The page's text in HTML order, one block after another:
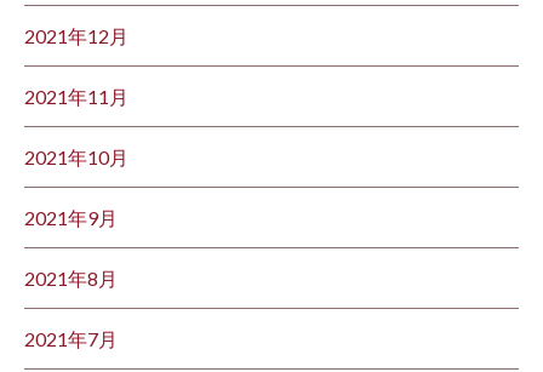
2021年12月
2021年11月
2021年10月
2021年9月
2021年8月
2021年7月